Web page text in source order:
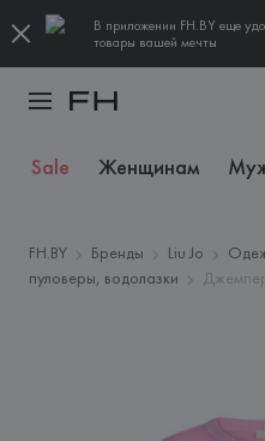
В приложении FH.BY еще
товары вашей мечты
Sale Женщинам
FH.BY Бренды Liu Jo
пуловеры, водолазки